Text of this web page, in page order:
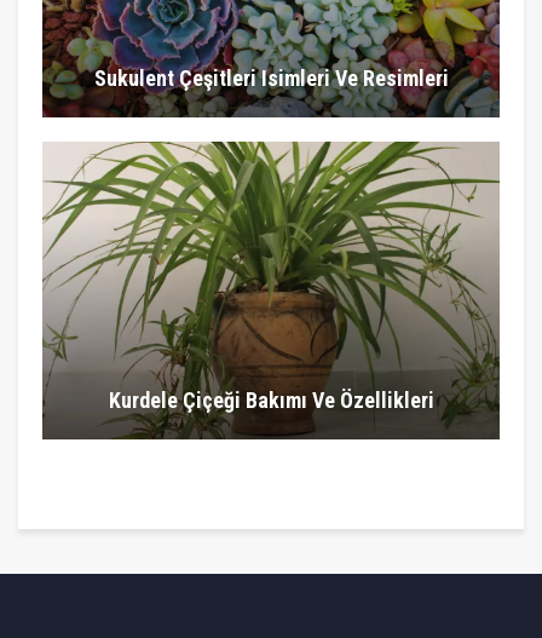
Sukulent Çeşitleri Isimleri Ve Resimleri
Kurdele Çiçeği Bakımı Ve Özellikleri